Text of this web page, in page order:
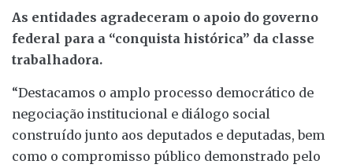
As entidades agradeceram o apoio do governo
federal para a “conquista histórica” da classe
trabalhadora.
“Destacamos o amplo processo democrático de
negociação institucional e diálogo social
construído junto aos deputados e deputadas, bem
como o compromisso público demonstrado pelo